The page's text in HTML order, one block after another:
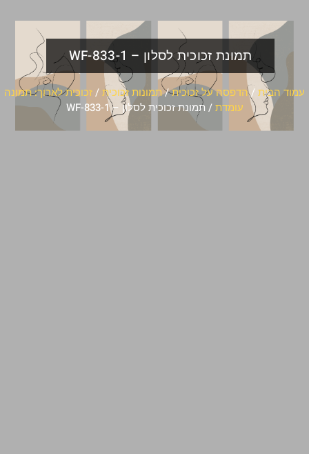
תמונת זכוכית לסלון – WF-833-1
עמוד הבית /הדפסה על זכוכית/תמונות זכוכית/זכוכית לארוך: תמונה
עומדת/ תמונת זכוכית לסלון – WF-833-1